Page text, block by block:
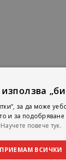
за да може
и за подобряване
Научете повече тук.
ПРИЕМАМ ВСИЧКИ